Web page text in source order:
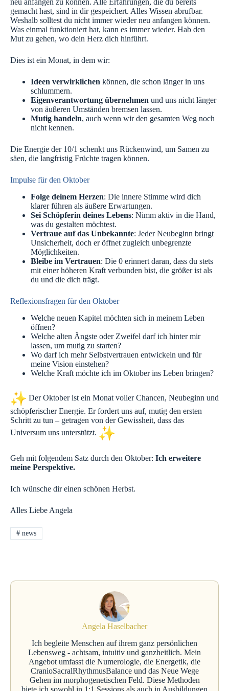
neu anfangen zu können. Alle Erfahrungen, die du bereits
gemacht hast, sind in dir gespeichert. Alles Wissen abrufbar.
Weshalb solltest du nicht immer wieder neu anfangen können.
Was einmal funktioniert hat, kann es immer wieder. Hab den
Mut zu gehen, wo dein Herz dich hinführt.
Dies ist ein Monat, in dem wir:
Ideen verwirklichen können, die schon länger in uns
schlummern.
Eigenverantwortung übernehmen und uns nicht länger
von äußeren Umständen bremsen lassen.
Mutig handeln, auch wenn wir den gesamten Weg noch
nicht kennen.
Die Energie der 10/1 schenkt uns Rückenwind, um Samen zu
säen, die langfristig Früchte tragen können.
Impulse für den Oktober
Folge deinem Herzen: Die innere Stimme wird dich
klarer führen als äußere Erwartungen.
Sei Schöpferin deines Lebens: Nimm aktiv in die Hand,
was du gestalten möchtest.
Vertraue auf das Unbekannte: Jeder Neubeginn bringt
Unsicherheit, doch er öffnet zugleich unbegrenzte
Möglichkeiten.
Bleibe im Vertrauen: Die 0 erinnert daran, dass du stets
mit einer höheren Kraft verbunden bist, die größer ist als
du und die dich trägt.
Reflexionsfragen für den Oktober
Welche neuen Kapitel möchten sich in meinem Leben
öffnen?
Welche alten Ängste oder Zweifel darf ich hinter mir
lassen, um mutig zu starten?
Wo darf ich mehr Selbstvertrauen entwickeln und für
meine Vision einstehen?
Welche Kraft möchte ich im Oktober ins Leben bringen?
Der Oktober ist ein Monat voller Chancen, Neubeginn und
schöpferischer Energie. Er fordert uns auf, mutig den ersten
Schritt zu tun – getragen von der Gewissheit, dass das
Universum uns unterstützt.
Geh mit folgendem Satz durch den Oktober: Ich erweitere
meine Perspektive.
Ich wünsche dir einen schönen Herbst.
Alles Liebe Angela
#news
Angela Haselbacher
Ich begleite Menschen auf ihrem ganz persönlichen
Lebensweg - achtsam, intuitiv und ganzheitlich. Mein
Angebot umfasst die Numerologie, die Energetik, die
CranioSacralRhythmusBalance und das Neue Wege
Gehen im morphogenetischen Feld. Diese Methoden
biete ich sowohl in 1:1 Sessions als auch in Ausbildungen